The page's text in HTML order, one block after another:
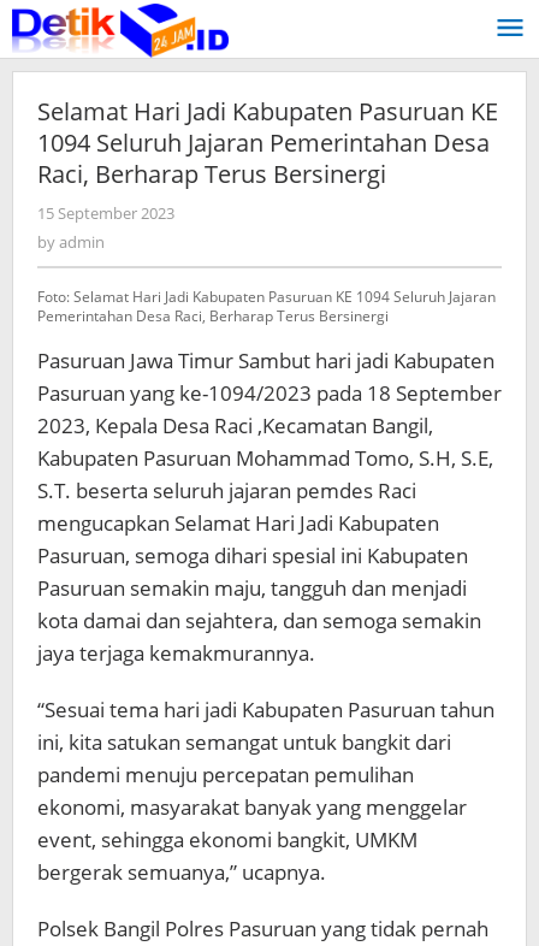
Skip
to
content
Selamat Hari Jadi Kabupaten Pasuruan KE
1094 Seluruh Jajaran Pemerintahan Desa
Raci, Berharap Terus Bersinergi
15 September 2023
byadmin
Foto: Selamat Hari Jadi Kabupaten Pasuruan KE 1094 Seluruh Jajaran
Pemerintahan Desa Raci, Berharap Terus Bersinergi
Pasuruan Jawa Timur Sambut hari jadi Kabupaten
Pasuruan yang ke-1094/2023 pada 18 September
2023, Kepala Desa Raci ,Kecamatan Bangil,
Kabupaten Pasuruan Mohammad Tomo, S.H, S.E,
S.T. beserta seluruh jajaran pemdes Raci
mengucapkan Selamat Hari Jadi Kabupaten
Pasuruan, semoga dihari spesial ini Kabupaten
Pasuruan semakin maju, tangguh dan menjadi
kota damai dan sejahtera, dan semoga semakin
jaya terjaga kemakmurannya.
“Sesuai tema hari jadi Kabupaten Pasuruan tahun
ini, kita satukan semangat untuk bangkit dari
pandemi menuju percepatan pemulihan
ekonomi, masyarakat banyak yang menggelar
event, sehingga ekonomi bangkit, UMKM
bergerak semuanya,” ucapnya.
Polsek Bangil Polres Pasuruan yang tidak pernah